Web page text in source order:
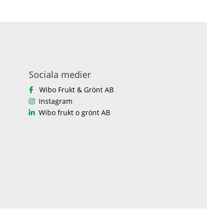
Sociala medier
Wibo Frukt & Grönt AB
Instagram
Wibo frukt o grönt AB